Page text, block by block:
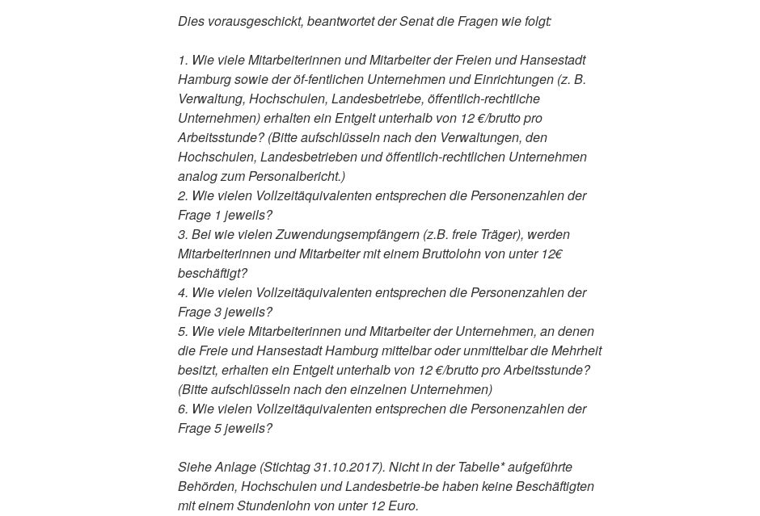
Dies vorausgeschickt, beantwortet der Senat die Fragen wie folgt:
1. Wie viele Mitarbeiterinnen und Mitarbeiter der Freien und Hansestadt
Hamburg sowie der öf-fentlichen Unternehmen und Einrichtungen (z. B.
Verwaltung, Hochschulen, Landesbetriebe, öffentlich-rechtliche
Unternehmen) erhalten ein Entgelt unterhalb von 12 €/brutto pro
Arbeitsstunde? (Bitte aufschlüsseln nach den Verwaltungen, den
Hochschulen, Landesbetrieben und öffentlich-rechtlichen Unternehmen
analog zum Personalbericht.)
2. Wie vielen Vollzeitäquivalenten entsprechen die Personenzahlen der
Frage 1 jeweils?
3. Bei wie vielen Zuwendungsempfängern (z.B. freie Träger), werden
Mitarbeiterinnen und Mitarbeiter mit einem Bruttolohn von unter 12€
beschäftigt?
4. Wie vielen Vollzeitäquivalenten entsprechen die Personenzahlen der
Frage 3 jeweils?
5. Wie viele Mitarbeiterinnen und Mitarbeiter der Unternehmen, an denen
die Freie und Hansestadt Hamburg mittelbar oder unmittelbar die Mehrheit
besitzt, erhalten ein Entgelt unterhalb von 12 €/brutto pro Arbeitsstunde?
(Bitte aufschlüsseln nach den einzelnen Unternehmen)
6. Wie vielen Vollzeitäquivalenten entsprechen die Personenzahlen der
Frage 5 jeweils?
Siehe Anlage (Stichtag 31.10.2017). Nicht in der Tabelle* aufgeführte
Behörden, Hochschulen und Landesbetrie-be haben keine Beschäftigten
mit einem Stundenlohn von unter 12 Euro.